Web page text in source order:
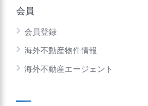
会員
会員登録
海外不動産物件情報
海外不動産エージェント